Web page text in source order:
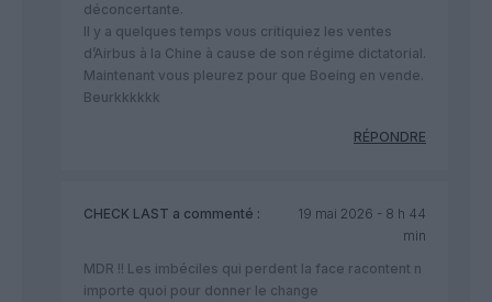
déconcertante.
Il y a quelques temps vous critiquiez les ventes
d’Airbus à la Chine à cause de son régime dictatorial.
Maintenant vous pleurez pour que Boeing en vende.
Beurkkkkkk
RÉPONDRE
CHECK LAST a commenté :
19 mai 2026 - 8 h 44
min
MDR !! Les imbéciles qui perdent la face racontent n
importe quoi pour donner le change